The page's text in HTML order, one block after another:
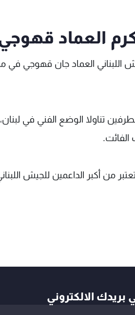
كرم العماد
اللبناني العماد جان قهوجي في
تناولا الوضع الفني في
الفائت.
من أكبر الداعمين للجيش
بريدك الالكتروني